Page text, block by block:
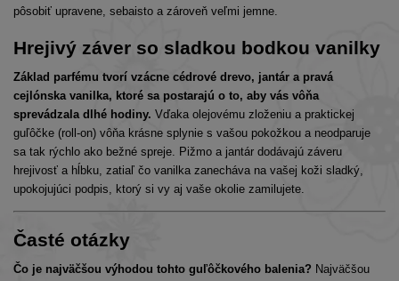
pôsobiť upravene, sebaisto a zároveň veľmi jemne.
Hrejivý záver so sladkou bodkou vanilky
Základ parfému tvorí vzácne cédrové drevo, jantár a pravá
cejlónska vanilka, ktoré sa postarajú o to, aby vás vôňa
sprevádzala dlhé hodiny. Vďaka olejovému zloženiu a praktickej
guľôčke (roll-on) vôňa krásne splynie s vašou pokožkou a neodparuje
sa tak rýchlo ako bežné spreje. Pižmo a jantár dodávajú záveru
hrejivosť a hĺbku, zatiaľ čo vanilka zanecháva na vašej koži sladký,
upokojujúci podpis, ktorý si vy aj vaše okolie zamilujete.
Časté otázky
Čo je najväčšou výhodou tohto guľôčkového balenia? Najväčšou